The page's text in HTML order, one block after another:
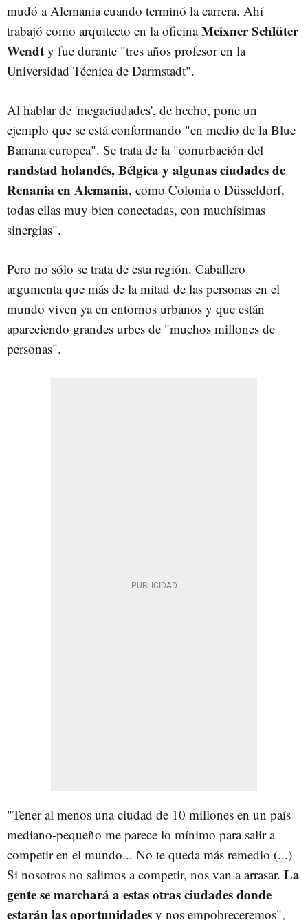
mudó a Alemania cuando terminó la carrera. Ahí
trabajó como arquitecto en la oficinaMeixner Schlüter
Wendt y fue durante "tres años profesor en la
Universidad Técnica de Darmstadt".
Al hablar de 'megaciudades', de hecho, pone un
ejemplo que se está conformando "en medio de la Blue
Banana europea". Se trata de la "conurbación del
randstad holandés, Bélgica y algunas ciudades de
Renania en Alemania, como Colonia o Düsseldorf,
todas ellas muy bien conectadas, con muchísimas
sinergias".
Pero no sólo se trata de esta región. Caballero
argumenta que más de la mitad de las personas en el
mundo viven ya en entornos urbanos y que están
apareciendo grandes urbes de "muchos millones de
personas".
"Tener al menos una ciudad de 10 millones en un país
mediano-pequeño me parece lo mínimo para salir a
competir en el mundo... No te queda más remedio (...)
Si nosotros no salimos a competir, nos van a arrasar. La
gente se marchará a estas otras ciudades donde
estarán las oportunidades y nos empobreceremos",